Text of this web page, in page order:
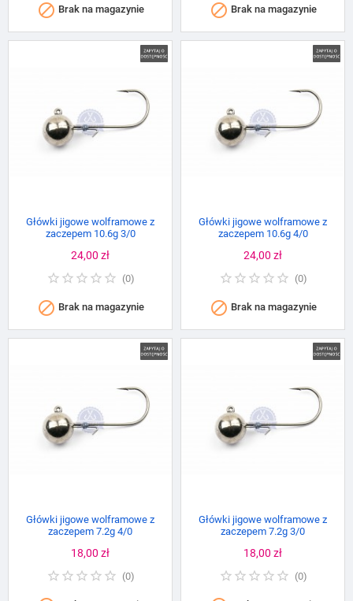
 Brak na magazynie  Brak na magazynie
Główki jigowe wolframowe z
zaczepem 10.6g 3/0
Cena
24,00 zł
(0)
 Brak na magazynie
Główki jigowe wolframowe z
zaczepem 10.6g 4/0
Cena
24,00 zł
(0)
 Brak na magazynie
Główki jigowe wolframowe z
zaczepem 7.2g 4/0
Cena
18,00 zł
(0)
Główki jigowe wolframowe z
zaczepem 7.2g 3/0
Cena
18,00 zł
(0)